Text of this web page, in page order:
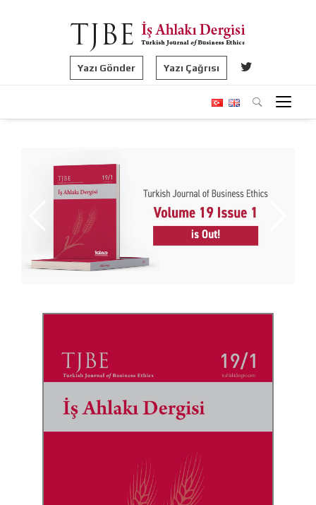
Yazı Gönder Yazı Çağrısı